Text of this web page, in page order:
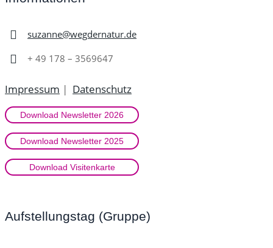
suzanne@wegdernatur.de
+ 49 178 – 3569647
Impressum | Datenschutz
Download Newsletter 2026
Download Newsletter 2025
Download Visitenkarte
Aufstellungstag (Gruppe)